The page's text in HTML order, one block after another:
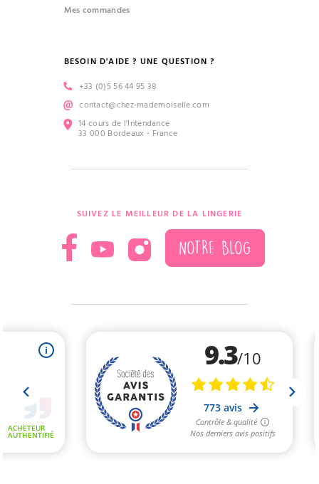
Mes commandes
BESOIN D'AIDE ? UNE QUESTION ?
+33 (0)5 56 44 95 38
contact@chez-mademoiselle.com
14 cours de l’Intendance
33 000 Bordeaux - France
SUIVEZ LE MEILLEUR DE LA LINGERIE
NOTRE BLOG